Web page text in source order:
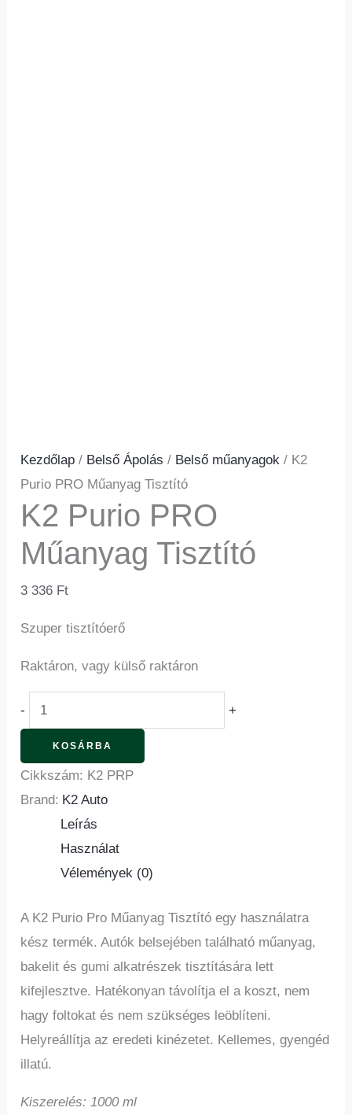
Kezdőlap / Belső Ápolás / Belső műanyagok / K2
Purio PRO Műanyag Tisztító
K2 Purio PRO
Műanyag Tisztító
3 336 Ft
Szuper tisztítóerő
Raktáron, vagy külső raktáron
- +
KOSÁRBA
Cikkszám: K2 PRP
Brand: K2 Auto
Leírás
Használat
Vélemények (0)
A K2 Purio Pro Műanyag Tisztító egy használatra
kész termék. Autók belsejében található műanyag,
bakelit és gumi alkatrészek tisztítására lett
kifejlesztve. Hatékonyan távolítja el a koszt, nem
hagy foltokat és nem szükséges leöblíteni.
Helyreállítja az eredeti kinézetet. Kellemes, gyengéd
illatú.
Kiszerelés: 1000 ml